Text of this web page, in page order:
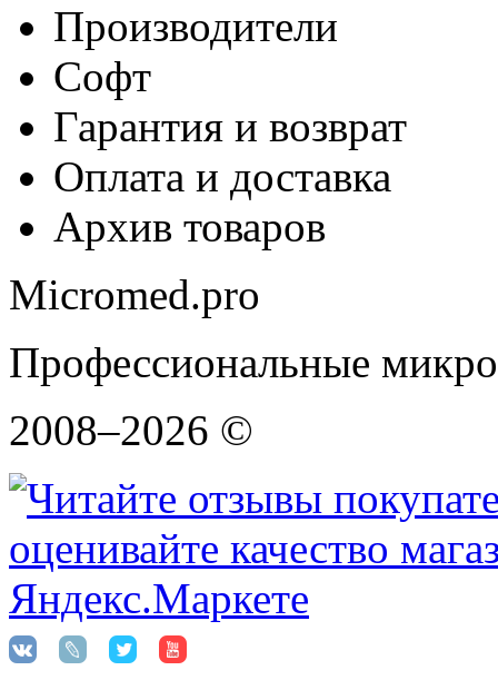
Производители
Софт
Гарантия и возврат
Оплата и доставка
Архив товаров
Micromed.pro
Профессиональные
2008–2026 ©